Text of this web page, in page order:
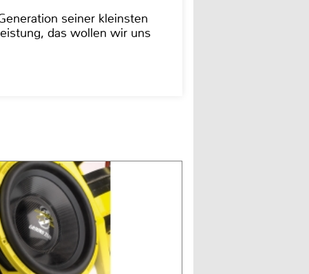
seiner kleinsten
das wollen wir uns